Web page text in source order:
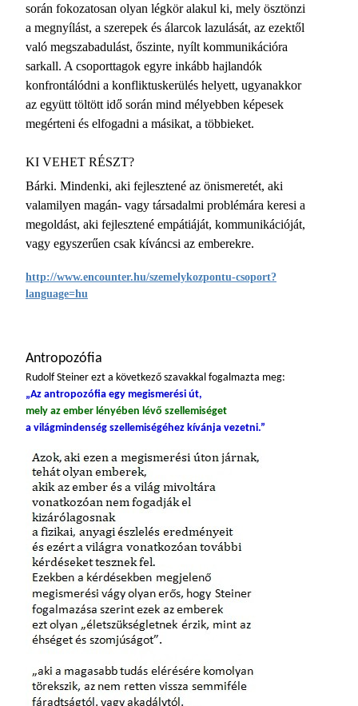
során fokozatosan olyan légkör alakul ki, mely ösztönzi
a megnyílást, a szerepek és álarcok lazulását, az ezektől
való megszabadulást, őszinte, nyílt kommunikációra
sarkall. A csoporttagok egyre inkább hajlandók
konfrontálódni a konfliktuskerülés helyett, ugyanakkor
az együtt töltött idő során mind mélyebben képesek
megérteni és elfogadni a másikat, a többieket.
KI VEHET RÉSZT?
Bárki. Mindenki, aki fejlesztené az önismeretét, aki
valamilyen magán- vagy társadalmi problémára keresi a
megoldást, aki fejlesztené empátiáját, kommunikációját,
vagy egyszerűen csak kíváncsi az emberekre.
http://www.encounter.hu/szemelykozpontu-csoport?
language=hu
Antropozófia
Rudolf Steiner ezt a következő szavakkal fogalmazta meg:
„Az antropozófia egy megismerési út,
mely az ember lényében lévő szellemiséget
a világmindenség szellemiségéhez kívánja vezetni.”